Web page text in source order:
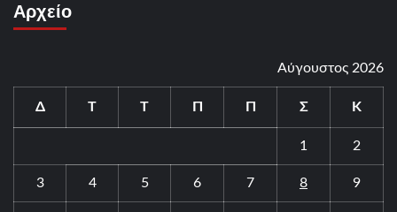
Αρχείο
Αύγουστος 2026
Δ Τ Τ Π Π Σ Κ
1 2
3 4 5 6 7 8 9